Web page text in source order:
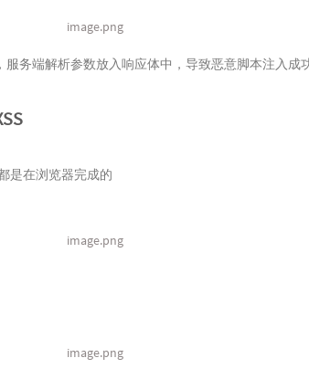
image.png
服务端解析参数放入响应体中，导致恶意脚本注入成
是在浏览器完成的
image.png
image.png